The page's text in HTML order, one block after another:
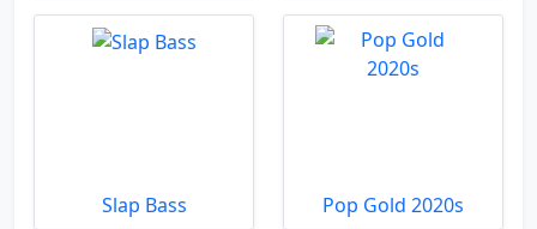
Slap Bass Pop Gold 2020s